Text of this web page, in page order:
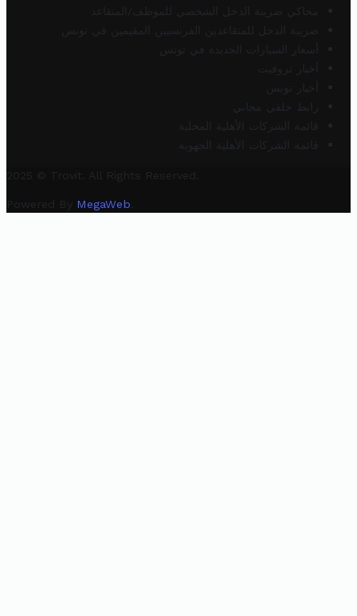
محاكي ضريبة الدخل الشخصي للموظف/المتقاعد
ضريبة الدخل للمتقاعدين الفرنسيين المقيمين في تونس
أسعار السيارات الجديدة في تونس
أخبار تروفيت
أخبار تونس
رابط خلفي مجاني
قائمة الشركات الأهلية المحلية
قائمة الشركات الأهلية الجهوية
2025 © Trovit. All Rights Reserved.
Powered By MegaWeb